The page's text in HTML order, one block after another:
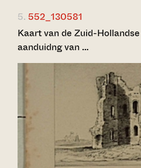
5. 552_130581
Kaart van de Zuid-
aanduidng van …